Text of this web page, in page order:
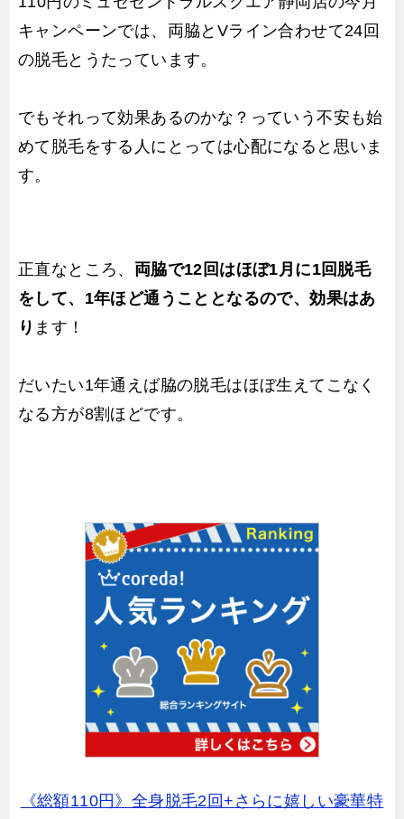
キャンペーンでは、両脇とVライン合わせて24回
の脱毛とうたっています。
でもそれって効果あるのかな？っていう不安も始
めて脱毛をする人にとっては心配になると思いま
す。
正直なところ、 両脇で12回はほぼ1月に1回脱毛
をして、1年ほど通うこととなるので、効果はあ
り ます！
だいたい1年通えば脇の脱毛はほぼ生えてこなく
なる方が8割ほどです。
《総額110円》全身脱毛2回+さらに嬉しい豪華特